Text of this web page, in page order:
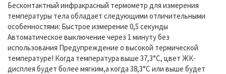
Бесконтактный инфракрасный термометр для измерения
температуры тела обладает следующими отличительными
особенностями: Быстрое измерение 0,5 секунды
Автоматическое выключение через 1 минуту без
использования Предупреждение о высокой термической
температуре! Когда температура выше 37,3°C, цвет ЖК-
дисплея будет более мягким,а когда 38,3°C или выше будет